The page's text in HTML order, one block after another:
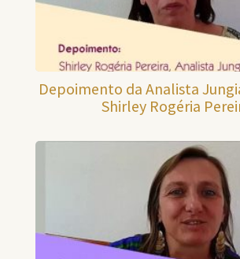
Depoimento da Analista
Shirley Rogéria